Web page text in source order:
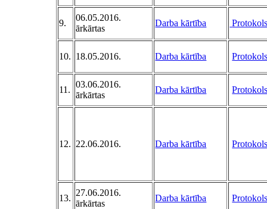
9.
06.05.2016.
ārkārtas
Darba kārtība
10. 18.05.2016. Darba kārtība
11.
03.06.2016.
ārkārtas
Darba kārtība
12. 22.06.2016. Darba kārtība
13.
27.06.2016.
ārkārtas
Darba kārtība